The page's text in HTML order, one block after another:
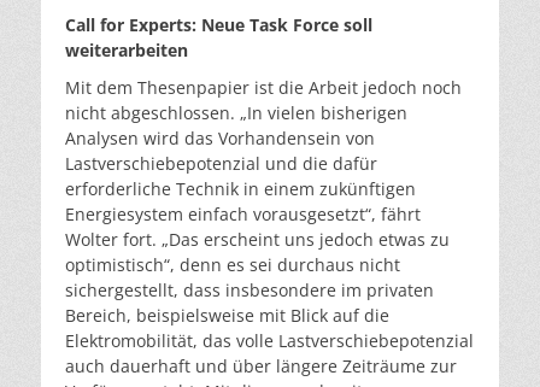
Call for Experts: Neue Task Force soll
weiterarbeiten
Mit dem Thesenpapier ist die Arbeit jedoch noch
nicht abgeschlossen. „In vielen bisherigen
Analysen wird das Vorhandensein von
Lastverschiebepotenzial und die dafür
erforderliche Technik in einem zukünftigen
Energiesystem einfach vorausgesetzt“, fährt
Wolter fort. „Das erscheint uns jedoch etwas zu
optimistisch“, denn es sei durchaus nicht
sichergestellt, dass insbesondere im privaten
Bereich, beispielsweise mit Blick auf die
Elektromobilität, das volle Lastverschiebepotenzial
auch dauerhaft und über längere Zeiträume zur